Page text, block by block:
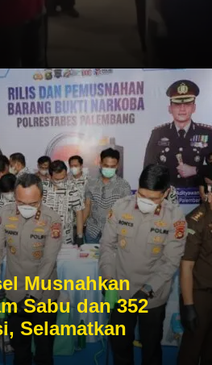
Musnahkan
Sabu dan 352
Selamatkan